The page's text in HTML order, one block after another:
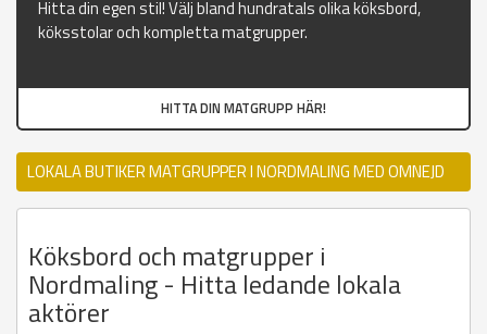
Hitta din egen stil! Välj bland hundratals olika köksbord,
köksstolar och kompletta matgrupper.
HITTA DIN MATGRUPP HÄR!
LOKALA BUTIKER MATGRUPPER I NORDMALING MED OMNEJD
Köksbord och matgrupper i
Nordmaling - Hitta ledande lokala
aktörer